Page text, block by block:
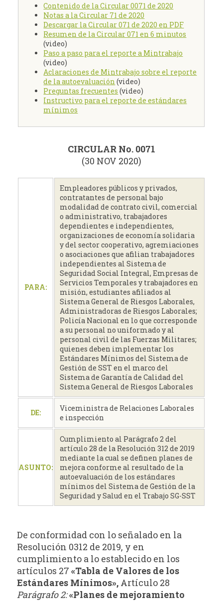
Contenido de la Circular 0071 de 2020
Notas a la Circular 71 de 2020
Descargar la Circular 071 de 2020 en PDF
Resumen de la Circular 071 en 6 minutos
(video)
Paso a paso para el reporte a Mintrabajo
(video)
Aclaraciones de Mintrabajo sobre el reporte
de la autoevaluación (video)
Preguntas frecuentes (video)
Instructivo para el reporte de estándares
mínimos
CIRCULAR No. 0071
(30 NOV 2020)
PARA:
Empleadores públicos y privados,
contratantes de personal bajo
modalidad de contrato civil, comercial
o administrativo, trabajadores
dependientes e independientes,
organizaciones de economía solidaria
y del sector cooperativo, agremiaciones
o asociaciones que afilian trabajadores
independientes al Sistema de
Seguridad Social Integral, Empresas de
Servicios Temporales y trabajadores en
misión, estudiantes afiliados al
Sistema General de Riesgos Laborales,
Administradoras de Riesgos Laborales;
Policía Nacional en lo que corresponde
a su personal no uniformado y al
personal civil de las Fuerzas Militares;
quienes deben implementar los
Estándares Mínimos del Sistema de
Gestión de SST en el marco del
Sistema de Garantía de Calidad del
Sistema General de Riesgos Laborales
DE:
Viceministra de Relaciones Laborales
e inspección
ASUNTO:
Cumplimiento al Parágrafo 2 del
artículo 28 de la Resolución 312 de 2019
mediante la cual se definen planes de
mejora conforme al resultado de la
autoevaluación de los estándares
mínimos del Sistema de Gestión de la
Seguridad y Salud en el Trabajo SG-SST
De conformidad con lo señalado en la
Resolución 0312 de 2019, y en
cumplimiento a lo establecido en los
artículos 27«Tabla de Valores de los
Estándares Mínimos», Artículo 28
Parágrafo 2:«Planes de mejoramiento